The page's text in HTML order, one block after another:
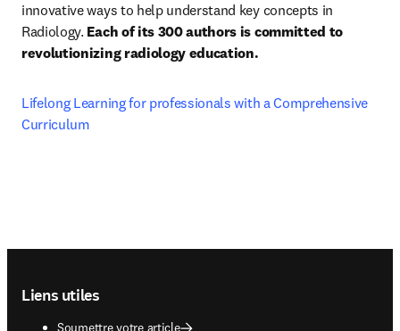
innovative ways to help understand key concepts in
Radiology. Each of its 300 authors is committed to
revolutionizing radiology education.
Lifelong Learning for professionals with a Comprehensive
Curriculum
Liens utiles
Soumettre votre article